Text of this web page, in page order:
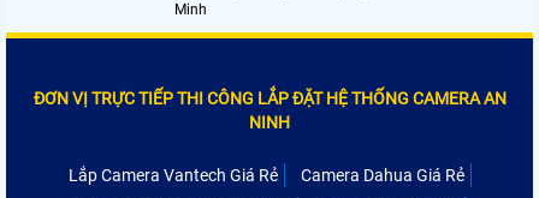
Minh
ĐƠN VỊ TRỰC TIẾP THI CÔNG LẮP ĐẶT HỆ THỐNG CAMERA AN
NINH
Lắp Camera Vantech Giá Rẻ
Camera Dahua Giá Rẻ